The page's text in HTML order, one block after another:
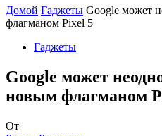
Домой Гаджеты Google может
флагманом Pixel 5
Гаджеты
Google может
новым флагманом
От